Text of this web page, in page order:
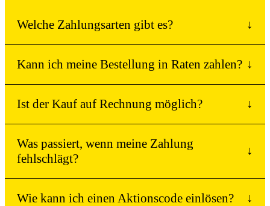
Welche Zahlungsarten gibt es? ↓
Kann ich meine Bestellung in Raten zahlen? ↓
Ist der Kauf auf Rechnung möglich? ↓
Was passiert, wenn meine Zahlung
fehlschlägt?
↓
Wie kann ich einen Aktionscode einlösen? ↓